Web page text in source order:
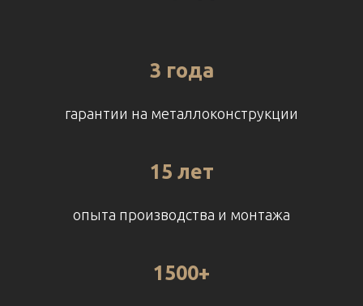
3 года
гарантии на металлоконструкции
15 лет
опыта производства и монтажа
1500+